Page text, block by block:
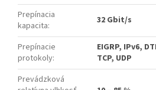
Prepínacia
kapacita: 32 Gbit/s
Prepínacie
protokoly:
EIGRP, IPv6,
TCP, UDP
Prevádzková